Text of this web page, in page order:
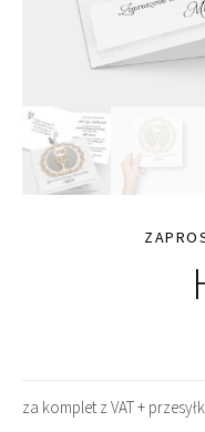
za komplet z VAT +